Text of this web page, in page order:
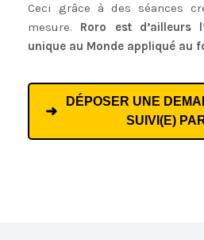
Ceci grâce à des séances
mesure. Roro est d’ailleurs
unique au Monde appliqué au
DÉPOSER UNE
SUIVI(E)